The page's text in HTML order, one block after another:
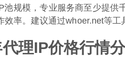
池规模，专业服务商至少提供
效率。建议通过whoer.net等
理IP价格行情